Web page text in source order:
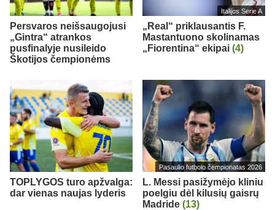
Persvaros neišsaugojusi
„Gintra“ atrankos
pusfinalyje nusileido
Škotijos čempionėms
Italijos Serie A
„Real“ priklausantis F.
Mastantuono skolinamas
„Fiorentina“ ekipai (4)
TOPLYGOS turo apžvalga:
dar vienas naujas lyderis
Pasaulio futbolo čempionatas 2026
L. Messi pasižymėjo kliniu
poelgiu dėl kilusių gaisrų
Madride (13)